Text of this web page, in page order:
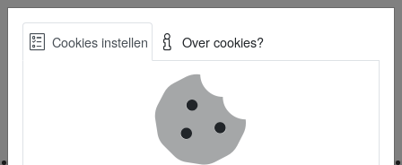
Skip
Best Practices voor een duurzame toekomst
Cookies instellen Over cookies?